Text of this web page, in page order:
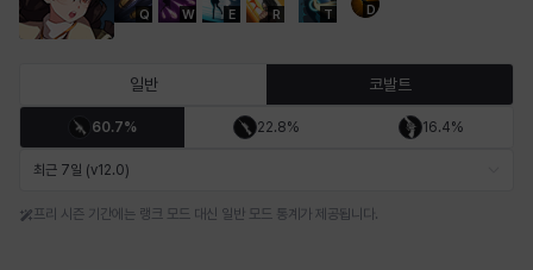
바바라 버니스
Q W E R T D
일반 코발트
60.7% 22.8% 16.4%
최근 7일 (v12.0)
프리 시즌 기간에는 랭크 모드 대신 일반 모드 통계가 제공됩니다.